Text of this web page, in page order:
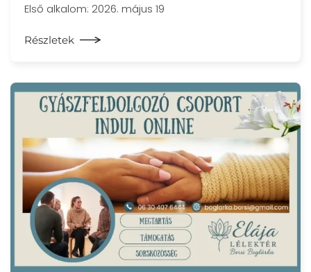
Első alkalom: 2026. május 19
Részletek